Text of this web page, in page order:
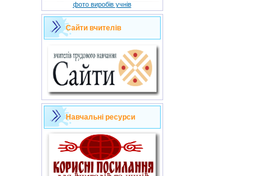
фото виробів учнів
Сайти вчителів
Навчальні ресурси